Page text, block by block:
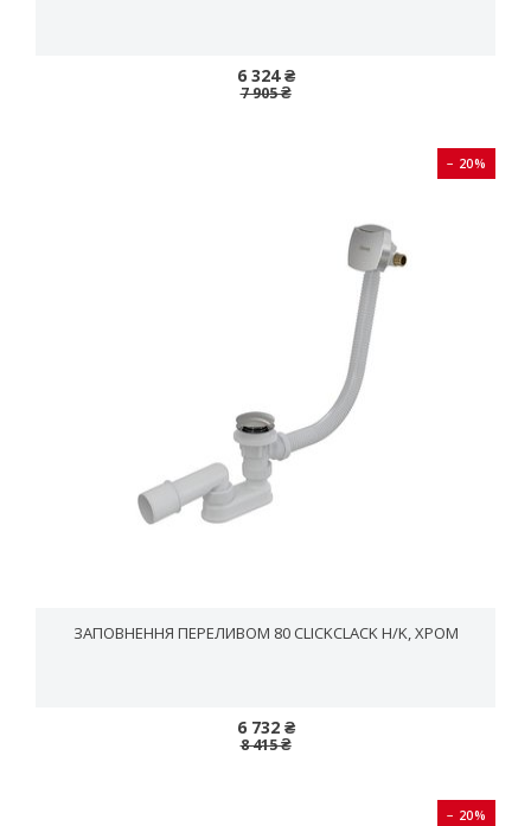
6 324 ₴
7 905 ₴
− 20%
ЗАПОВНЕННЯ ПЕРЕЛИВОМ 80 CLICKCLACK H/K, ХРОМ
6 732 ₴
8 415 ₴
− 20%